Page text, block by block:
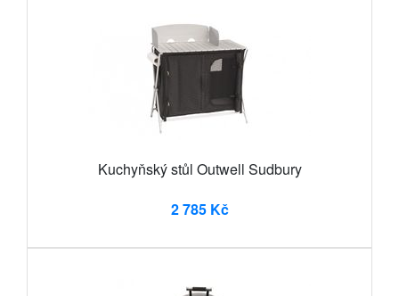
Kuchyňský stůl Outwell Sudbury
2 785 Kč